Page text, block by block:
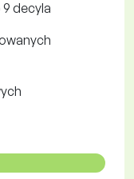
decyla